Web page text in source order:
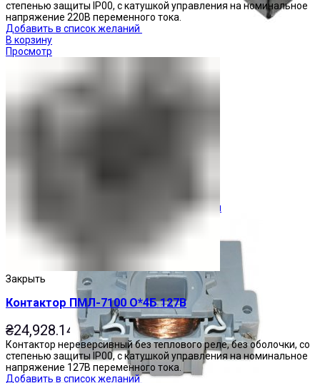
Ограничители перенапряжения
степенью защиты IP00, с катушкой управления на номинальное
напряжение 220В переменного тока.
Добавить в список желаний
В корзину
Просмотр
Закрыть
Контактор ПМЛ-7100 О*4Б 127В
₴24,928.14
Контактор нереверсивный без теплового реле, без оболочки, со
степенью защиты IP00, с катушкой управления на номинальное
напряжение 127В переменного тока.
Добавить в список желаний